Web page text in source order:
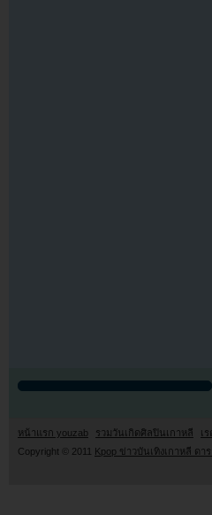
หน้าแรก youzab รวมวันเกิดศิลปินเกาหลี เ
Copyright © 2011 Kpop ข่าวบันเทิงเกาหลี ด